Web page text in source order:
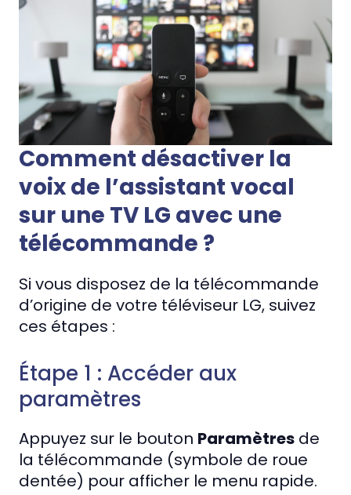
Comment désactiver la
voix de l’assistant vocal
sur une TV LG avec une
télécommande ?
Si vous disposez de la télécommande
d’origine de votre téléviseur LG, suivez
ces étapes :
Étape 1 : Accéder aux
paramètres
Appuyez sur le bouton Paramètres de
la télécommande (symbole de roue
dentée) pour afficher le menu rapide.